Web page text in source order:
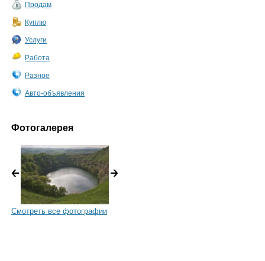
Продам
Куплю
Услуги
Работа
Разное
Авто-объявления
Фотогалерея
Смотреть все фотографии